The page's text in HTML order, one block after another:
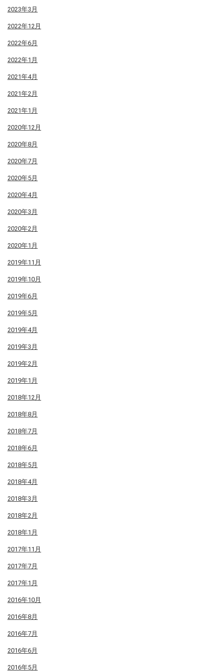
2023年3月
2022年12月
2022年6月
2022年1月
2021年4月
2021年2月
2021年1月
2020年12月
2020年8月
2020年7月
2020年5月
2020年4月
2020年3月
2020年2月
2020年1月
2019年11月
2019年10月
2019年6月
2019年5月
2019年4月
2019年3月
2019年2月
2019年1月
2018年12月
2018年8月
2018年7月
2018年6月
2018年5月
2018年4月
2018年3月
2018年2月
2018年1月
2017年11月
2017年7月
2017年1月
2016年10月
2016年8月
2016年7月
2016年6月
2016年5月